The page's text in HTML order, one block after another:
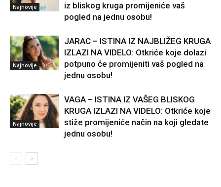
Najnovije
iz bliskog kruga promijeniće vaš
pogled na jednu osobu!
Najnovije
JARAC – ISTINA IZ NAJBLIŽEG KRUGA
IZLAZI NA VIDELO: Otkriće koje dolazi
potpuno će promijeniti vaš pogled na
jednu osobu!
Najnovije
VAGA – ISTINA IZ VAŠEG BLISKOG
KRUGA IZLAZI NA VIDELO: Otkriće koje
stiže promijeniće način na koji gledate
jednu osobu!